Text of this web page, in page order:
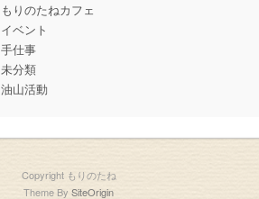
もりのたねカフェ
イベント
手仕事
未分類
油山活動
Copyright もりのたね
Theme By SiteOrigin